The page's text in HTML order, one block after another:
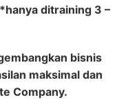
ditraining 3 –
bisnis
maksimal dan
Company.